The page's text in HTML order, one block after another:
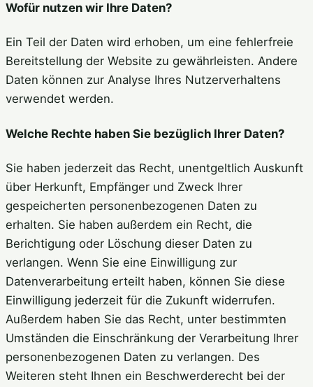
Wofür nutzen wir Ihre Daten?
Ein Teil der Daten wird erhoben, um eine fehlerfreie
Bereitstellung der Website zu gewährleisten. Andere
Daten können zur Analyse Ihres Nutzerverhaltens
verwendet werden.
Welche Rechte haben Sie bezüglich Ihrer Daten?
Sie haben jederzeit das Recht, unentgeltlich Auskunft
über Herkunft, Empfänger und Zweck Ihrer
gespeicherten personenbezogenen Daten zu
erhalten. Sie haben außerdem ein Recht, die
Berichtigung oder Löschung dieser Daten zu
verlangen. Wenn Sie eine Einwilligung zur
Datenverarbeitung erteilt haben, können Sie diese
Einwilligung jederzeit für die Zukunft widerrufen.
Außerdem haben Sie das Recht, unter bestimmten
Umständen die Einschränkung der Verarbeitung Ihrer
personenbezogenen Daten zu verlangen. Des
Weiteren steht Ihnen ein Beschwerderecht bei der